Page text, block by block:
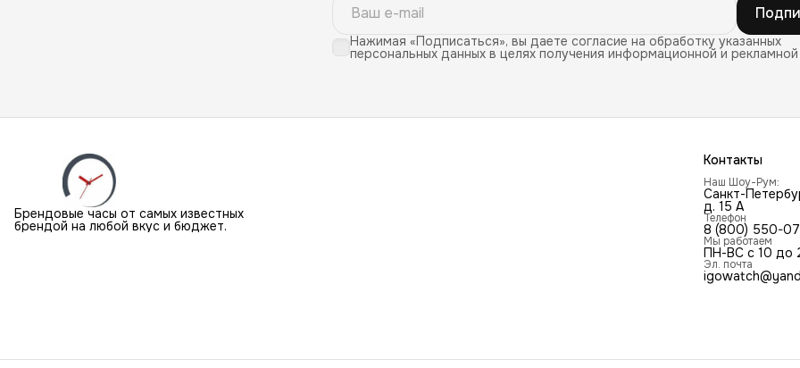
Нажимая «Подписаться», вы даете согласие на обработку указанных
персональных данных в целях получения информационной и
Брендовые часы от самых известных
брендой на любой вкус и бюджет.
Контакты
Наш Шоу-Рум:
Санкт-
д. 15 А
Телефон
8 (800) 550-
Мы работаем
ПН-ВС с 10 до
Эл. почта